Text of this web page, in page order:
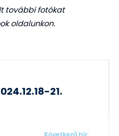
további fotókat
oldalunkon.
21.
Következő hír: